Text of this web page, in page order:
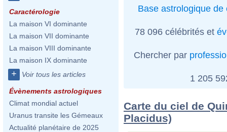
Caractérologie
La maison VI dominante
La maison VII dominante
La maison VIII dominante
La maison IX dominante
+ Voir tous les articles
Évènements astrologiques
Climat mondial actuel
Uranus transite les Gémeaux
Actualité planétaire de 2025
Base astrologique de
78 096 célébrités et
Chercher par
1 205
Carte du ciel de
Placidus)